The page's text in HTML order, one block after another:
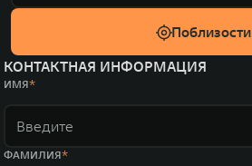
Поблизости
КОНТАКТНАЯ ИНФОРМАЦИЯ
ИМЯ
ФАМИЛИЯ